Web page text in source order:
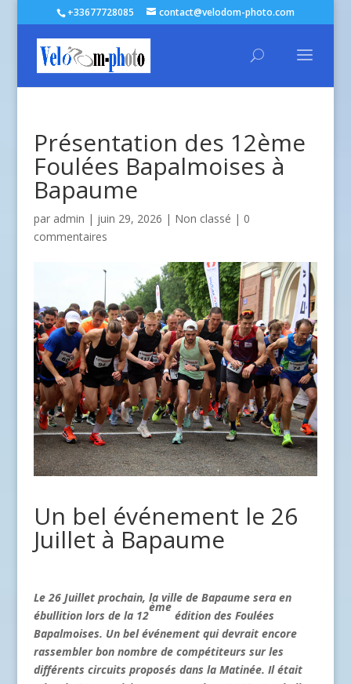
+33677728085 contact@velodom-photo.com
Présentation des 12ème
Foulées Bapalmoises à
Bapaume
par admin | juin 29, 2026 | Non classé | 0
commentaires
Un bel événement le 26
Juillet à Bapaume
Le 26 Juillet prochain, la ville de Bapaume sera en
ébullition lors de la 12
ème
édition des Foulées
Bapalmoises. Un bel événement qui devrait encore
rassembler bon nombre de compétiteurs sur les
différents circuits proposés dans la Matinée. Il était